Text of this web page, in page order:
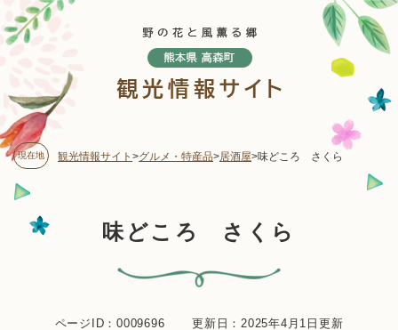
ー
ジ
頭
す
。 現在地 観光情報サイト >グルメ・特産品>居酒屋>味どころ さくら
味どころ さくら
ページID：0009696 更新日：2025年4月1日更新